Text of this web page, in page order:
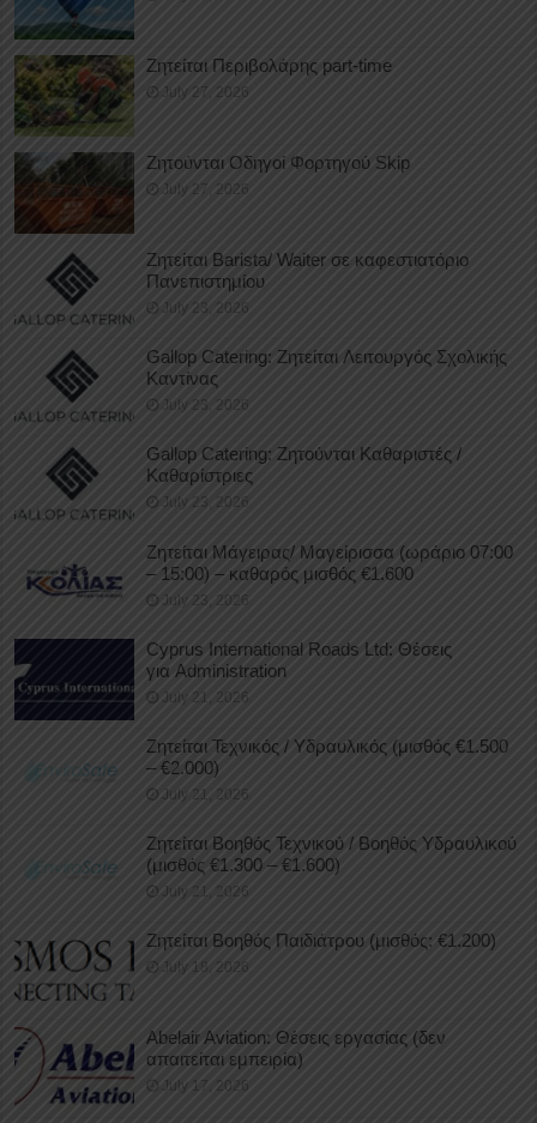
Ζητείται Περιβολάρης part-time
July 27, 2026
Ζητούνται Οδηγοί Φορτηγού Skip
July 27, 2026
Ζητείται Barista/ Waiter σε καφεστιατόριο
Πανεπιστημίου
July 23, 2026
Gallop Catering: Ζητείται Λειτουργός Σχολικής
Καντίνας
July 23, 2026
Gallop Catering: Ζητούνται Καθαριστές /
Καθαρίστριες
July 23, 2026
Ζητείται Μάγειρας/ Μαγείρισσα (ωράριο 07:00
– 15:00) – καθαρός μισθός €1.600
July 23, 2026
Cyprus International Roads Ltd: Θέσεις
για Administration
July 21, 2026
Ζητείται Τεχνικός / Υδραυλικός (μισθός €1.500
– €2.000)
July 21, 2026
Ζητείται Βοηθός Τεχνικού / Βοηθός Υδραυλικού
(μισθός €1.300 – €1.600)
July 21, 2026
Ζητείται Βοηθός Παιδιάτρου (μισθός: €1.200)
July 18, 2026
Abelair Aviation: Θέσεις εργασίας (δεν
απαιτείται εμπειρία)
July 17, 2026